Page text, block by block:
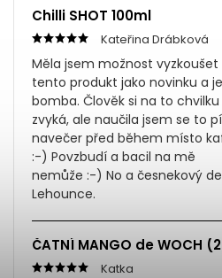
Chilli SHOT 100ml
Kateřina Drábková
Měla jsem možnost vyzkoušet
tento produkt jako novinku a
bomba. Člověk si na to chvilku
zvyká, ale naučila jsem se to
navečer před během místo
:-) Povzbudí a bacil na mě
nemůže :-) No a česnekový
Lehounce.
Katka